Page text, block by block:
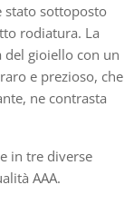
stato sottoposto
rodiatura. La
gioiello con un
e prezioso, che
ne contrasta
in tre diverse
AAA.